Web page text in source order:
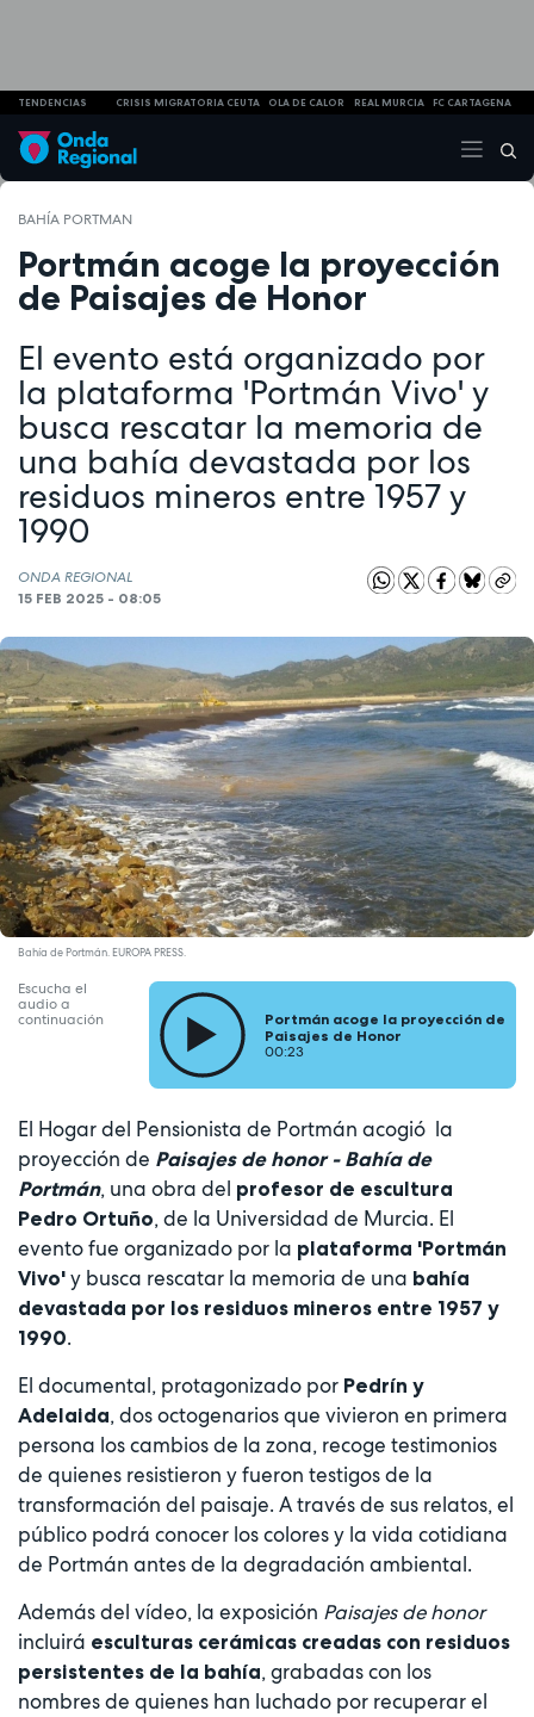
TENDENCIAS CRISIS MIGRATORIA CEUTA OLA DE CALOR REAL MURCIA FC CARTAGENA
BAHÍA PORTMAN
Portmán acoge la proyección
de Paisajes de Honor
El evento está organizado por
la plataforma 'Portmán Vivo' y
busca rescatar la memoria de
una bahía devastada por los
residuos mineros entre 1957 y
1990
ONDA REGIONAL
15 FEB 2025 - 08:05
Bahía de Portmán. EUROPA PRESS.
Escucha el
audio a
continuación
Portmán acoge la proyección de
Paisajes de Honor
00:23
El Hogar del Pensionista de Portmán acogió la
proyección de Paisajes de honor - Bahía de
Portmán, una obra del profesor de escultura
Pedro Ortuño, de la Universidad de Murcia. El
evento fue organizado por la plataforma 'Portmán
Vivo' y busca rescatar la memoria de una bahía
devastada por los residuos mineros entre 1957 y
1990.
El documental, protagonizado por Pedrín y
Adelaida, dos octogenarios que vivieron en primera
persona los cambios de la zona, recoge testimonios
de quienes resistieron y fueron testigos de la
transformación del paisaje. A través de sus relatos, el
público podrá conocer los colores y la vida cotidiana
de Portmán antes de la degradación ambiental.
Además del vídeo, la exposición Paisajes de honor
incluirá esculturas cerámicas creadas con residuos
persistentes de la bahía, grabadas con los
nombres de quienes han luchado por recuperar el